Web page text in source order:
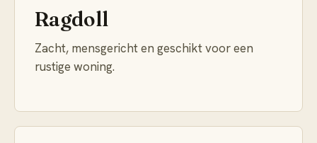
Ragdoll
Zacht, mensgericht en geschikt voor een
rustige woning.